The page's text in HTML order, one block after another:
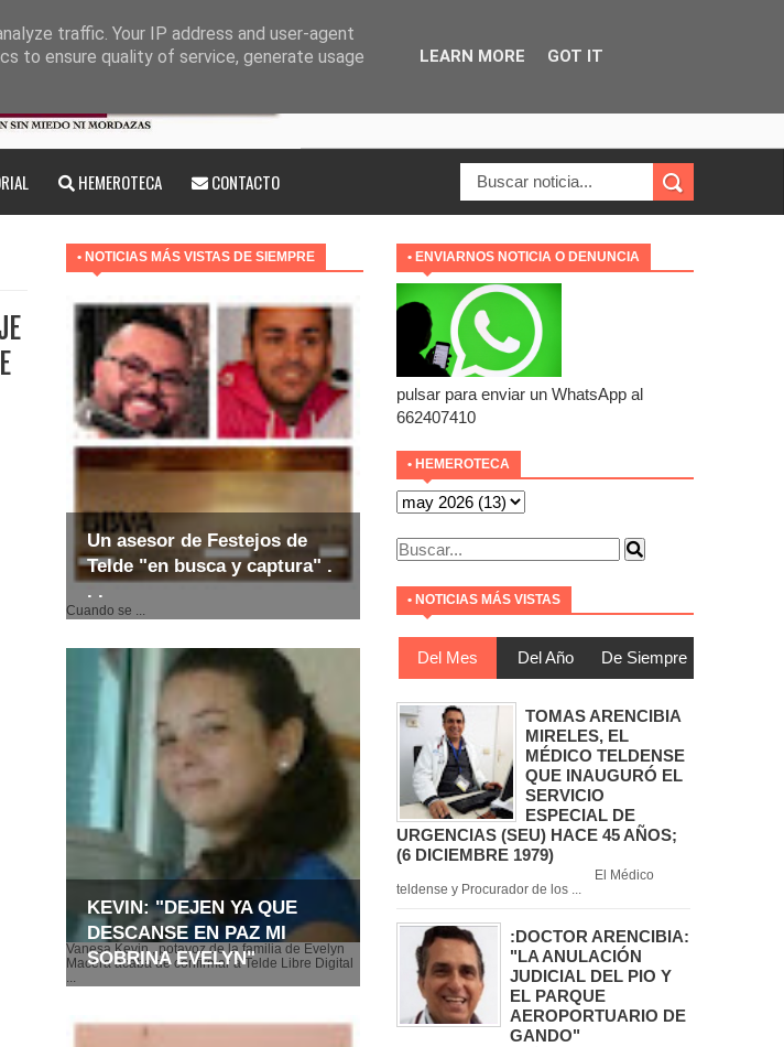
HEMEROTECA CONTACTO
• NOTICIAS MÁS VISTAS DE SIEMPRE
Un asesor de Festejos de
Telde "en busca y captura" .
. .
Cuando se ...
KEVIN: "DEJEN YA QUE
DESCANSE EN PAZ MI
SOBRINA EVELYN"
Vanesa Kevin , potavoz de la familia de Evelyn
Macera acaba de confirmar a Telde Libre Digital
• ENVIARNOS NOTICIA O DENUNCIA
pulsar para enviar un WhatsApp al
662407410
• HEMEROTECA
• NOTICIAS MÁS VISTAS
Del Mes Del Año De Siempre
TOMAS ARENCIBIA
MIRELES, EL
MÉDICO TELDENSE
QUE INAUGURÓ EL
SERVICIO
ESPECIAL DE
URGENCIAS (SEU) HACE 45 AÑOS;
(6 DICIEMBRE 1979)
El Médico
teldense y Procurador de los ...
:DOCTOR ARENCIBIA:
"LA ANULACIÓN
JUDICIAL DEL PIO Y
EL PARQUE
AEROPORTUARIO DE
GANDO"
traffic. Your IP address and user-agent
to ensure quality of service, generate usage
LEARN MORE GOT IT